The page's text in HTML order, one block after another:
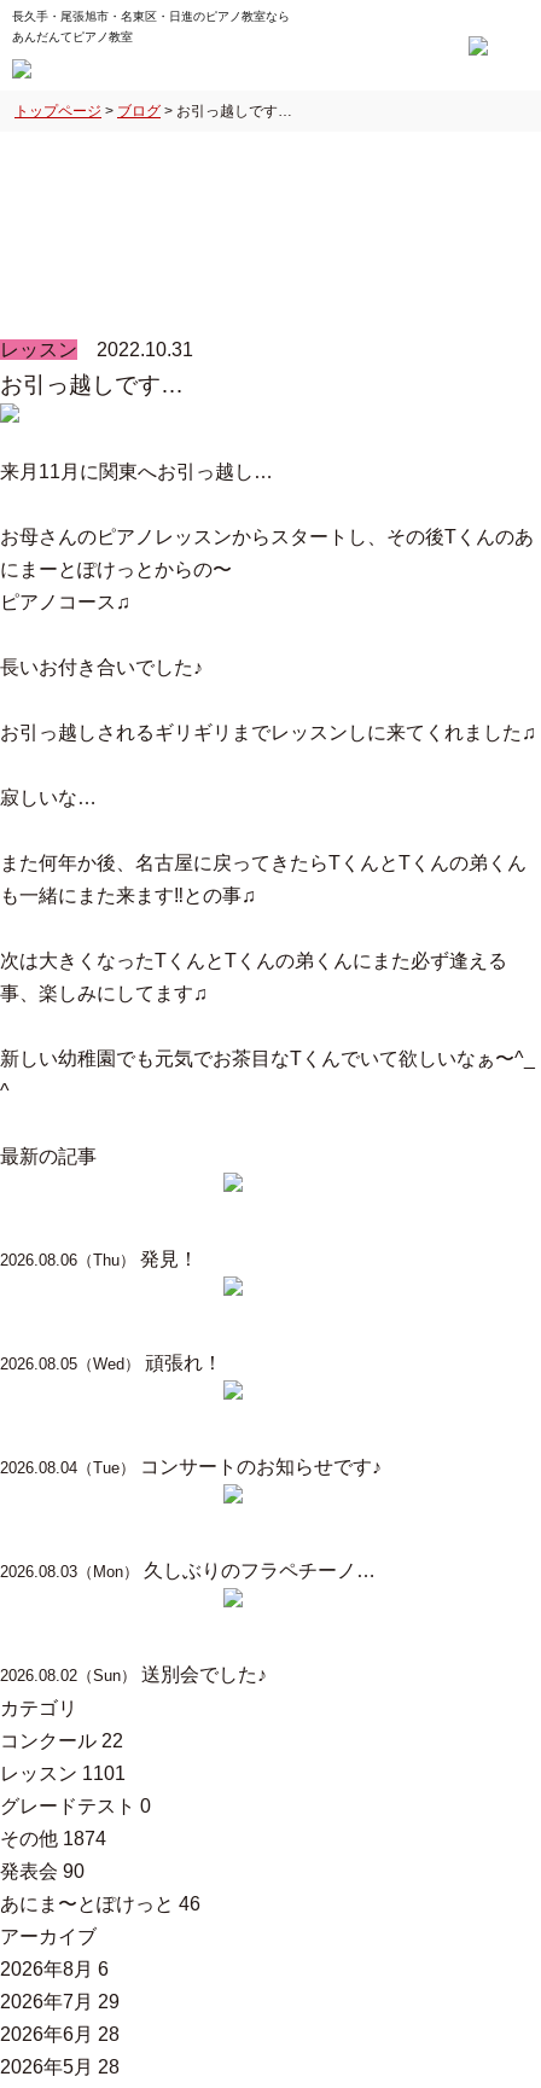
長久手・尾張旭市・名東区・日進のピアノ教室なら
あんだんてピアノ教室
トップページ > ブログ > お引っ越しです…
レッスン 2022.10.31
お引っ越しです…
来月11月に関東へお引っ越し…
お母さんのピアノレッスンからスタートし、その後Tくんのあ
にまーとぽけっとからの〜
ピアノコース♫
長いお付き合いでした♪
お引っ越しされるギリギリまでレッスンしに来てくれました♫
寂しいな…
また何年か後、名古屋に戻ってきたらTくんとTくんの弟くん
も一緒にまた来ます‼︎との事♫
次は大きくなったTくんとTくんの弟くんにまた必ず逢える
事、楽しみにしてます♫
新しい幼稚園でも元気でお茶目なTくんでいて欲しいなぁ〜^_
^
最新の記事
2026.08.06（Thu） 発見！
2026.08.05（Wed） 頑張れ！
2026.08.04（Tue） コンサートのお知らせです♪
2026.08.03（Mon） 久しぶりのフラペチーノ…
2026.08.02（Sun）
送別会でした♪
カテゴリ
コンクール 22
レッスン 1101
グレードテスト 0
その他 1874
発表会 90
あにま〜とぽけっと 46
アーカイブ
2026年8月 6
2026年7月 29
2026年6月 28
2026年5月 28